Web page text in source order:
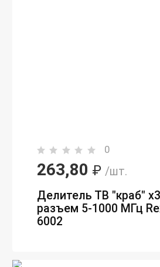
0
263,80 ₽ /шт.
Делитель ТВ "краб"
разъем 5-1000 МГц
6002